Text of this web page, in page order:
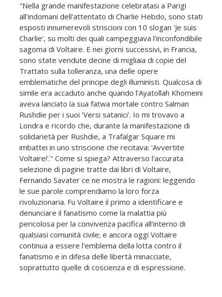
"Nella grande manifestazione celebratasi a Parigi
all'indomani dell'attentato di Charlie Hebdo, sono stati
esposti innumerevoli striscioni con 10 slogan 'Je suis
Charlie', su molti dei quali campeggiava l'inconfondibile
sagoma di Voltaire. E nei giorni successivi, in Francia,
sono state vendute decine di migliaia di copie del
Trattato sulla tolleranza, una delle opere
emblematiche del principe degli illuministi. Qualcosa di
simile era accaduto anche quando l'Ayatollah Khomeini
aveva lanciato la sua fatwa mortale contro Salman
Rushdie per i suoi 'Versi satanici'. Io mi trovavo a
Londra e ricordo che, durante la manifestazione di
solidarietà per Rushdie, a Trafalgar Square mi
imbattei in uno striscione che recitava: 'Avvertite
Voltaire!'." Come si spiega? Attraverso l'accurata
selezione di pagine tratte dai libri di Voltaire,
Fernando Savater ce ne mostra le ragioni: leggendo
le sue parole comprendiamo la loro forza
rivoluzionaria. Fu Voltaire il primo a identificare e
denunciare il fanatismo come la malattia più
pericolosa per la convivenza pacifica all'interno di
qualsiasi comunità civile; e ancora oggi Voltaire
continua a essere l'emblema della lotta contro il
fanatismo e in difesa delle libertà minacciate,
soprattutto quelle di coscienza e di espressione.